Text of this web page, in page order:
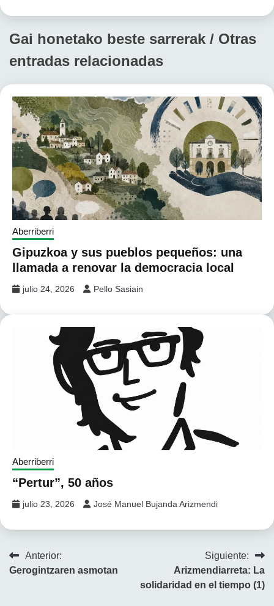
Gai honetako beste sarrerak / Otras
entradas relacionadas
Aberriberri
Gipuzkoa y sus pueblos pequeños: una
llamada a renovar la democracia local
julio 24, 2026 Pello Sasiain
Aberriberri
“Pertur”, 50 años
julio 23, 2026 José Manuel Bujanda Arizmendi
Navegación
Anterior:
Gerogintzaren asmotan
Siguiente:
Arizmendiarreta: La
solidaridad en el tiempo (1)